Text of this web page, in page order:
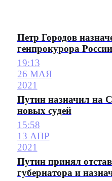
Петр Городов
генпрокурора России
19:13
26 МАЯ
2021
Путин назначил на
новых судей
15:58
13 АПР
2021
Путин принял
губернатора и